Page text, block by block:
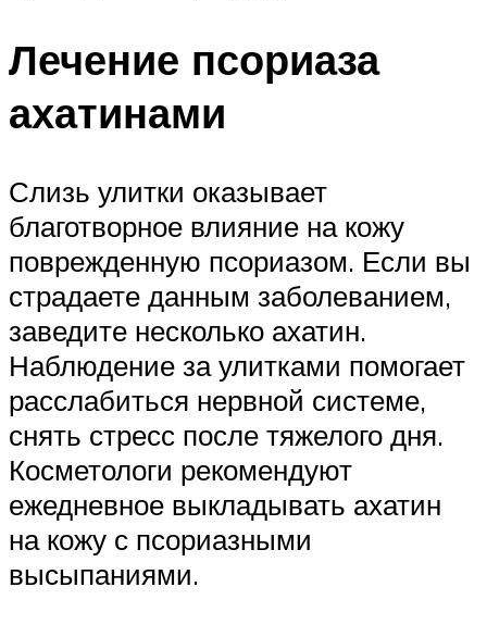
Лечение псориаза
ахатинами
Слизь улитки оказывает
благотворное влияние на кожу
поврежденную псориазом. Если вы
страдаете данным заболеванием,
заведите несколько ахатин.
Наблюдение за улитками помогает
расслабиться нервной системе,
снять стресс после тяжелого дня.
Косметологи рекомендуют
ежедневное выкладывать ахатин
на кожу с псориазными
высыпаниями.